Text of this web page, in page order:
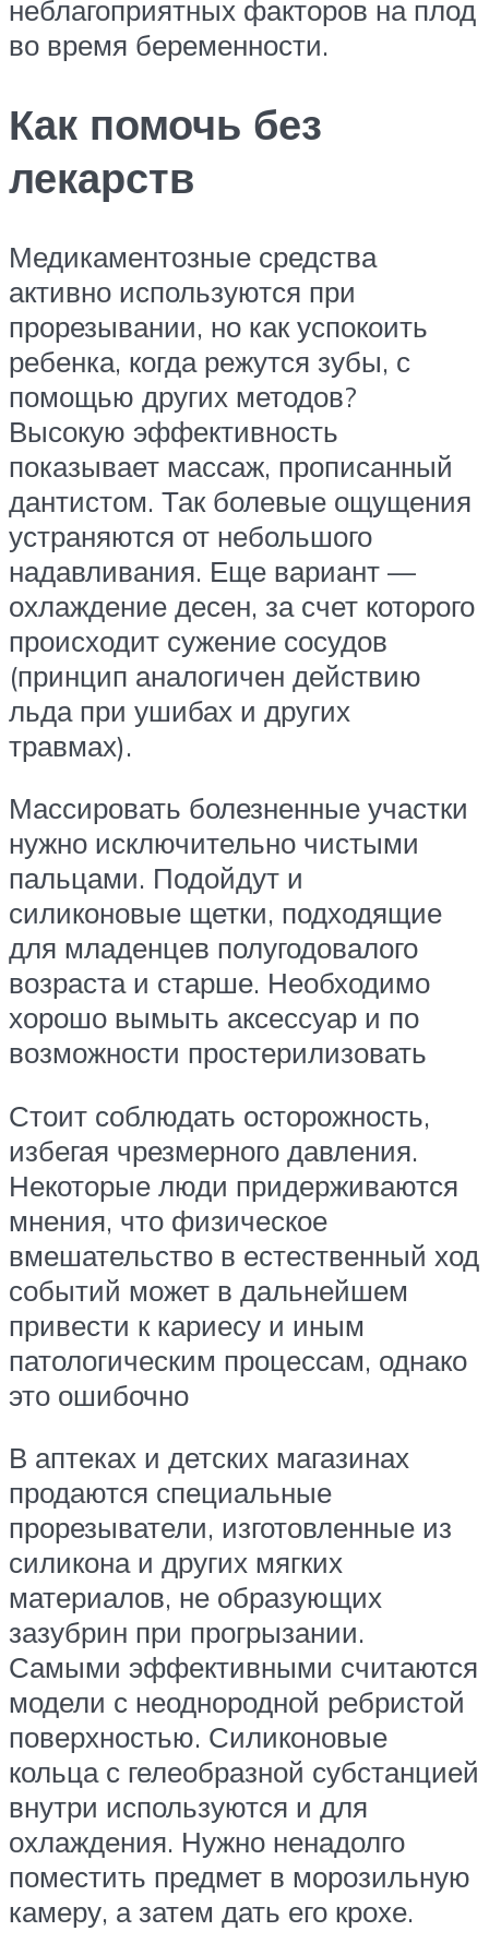
неблагоприятных факторов на плод
во время беременности.
Как помочь без
лекарств
Медикаментозные средства
активно используются при
прорезывании, но как успокоить
ребенка, когда режутся зубы, с
помощью других методов?
Высокую эффективность
показывает массаж, прописанный
дантистом. Так болевые ощущения
устраняются от небольшого
надавливания. Еще вариант —
охлаждение десен, за счет которого
происходит сужение сосудов
(принцип аналогичен действию
льда при ушибах и других
травмах).
Массировать болезненные участки
нужно исключительно чистыми
пальцами. Подойдут и
силиконовые щетки, подходящие
для младенцев полугодовалого
возраста и старше. Необходимо
хорошо вымыть аксессуар и по
возможности простерилизовать
Стоит соблюдать осторожность,
избегая чрезмерного давления.
Некоторые люди придерживаются
мнения, что физическое
вмешательство в естественный ход
событий может в дальнейшем
привести к кариесу и иным
патологическим процессам, однако
это ошибочно
В аптеках и детских магазинах
продаются специальные
прорезыватели, изготовленные из
силикона и других мягких
материалов, не образующих
зазубрин при прогрызании.
Самыми эффективными считаются
модели с неоднородной ребристой
поверхностью. Силиконовые
кольца с гелеобразной субстанцией
внутри используются и для
охлаждения. Нужно ненадолго
поместить предмет в морозильную
камеру, а затем дать его крохе.